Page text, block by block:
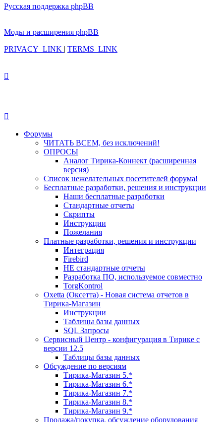
Русская поддержка phpBB
Моды и расширения phpBB
PRIVACY_LINK | TERMS_LINK
Форумы
ЧИТАТЬ ВСЕМ, без исключений!
ОПРОСЫ
Аналог Тирика-Коннект (расширенная
версия)
Список нежелательных посетителей форума!
Бесплатные разработки, решения и инструкции
Наши бесплатные разработки
Стандартные отчеты
Скрипты
Инструкции
Пожелания
Платные разработки, решения и инструкции
Интеграция
Firebird
НЕ стандартные отчеты
Разработка ПО, используемое совместно
TorgKontrol
Oxetta (Оксетта) - Новая система отчетов в
Тирика-Магазин
Инструкции
Таблицы базы данных
SQL Запросы
Сервисный Центр - конфигурация в Тирике с
версии 12.5
Таблицы базы данных
Обсуждение по версиям
Тирика-Магазин 5.*
Тирика-Магазин 6.*
Тирика-Магазин 7.*
Тирика-Магазин 8.*
Тирика-Магазин 9.*
Продажа/покупка, обсуждение оборудования